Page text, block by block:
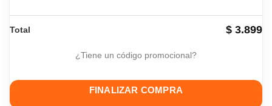
Total $ 3.899
¿Tiene un código promocional?
FINALIZAR COMPRA